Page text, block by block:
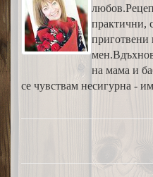
практични,
на мама и
се чувствам несигурна -